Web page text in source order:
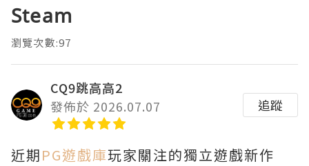
Steam
瀏覽次數:97
CQ9跳高高2
發佈於 2026.07.07
追蹤
近期PG遊戲庫玩家關注的獨立遊戲新作